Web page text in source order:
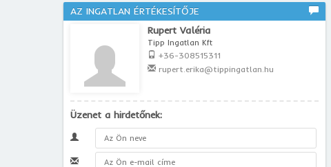
AZ INGATLAN ÉRTÉKESÍTŐJE
Rupert Valéria
Tipp Ingatlan Kft
+36-308515311
rupert.erika@tippingatlan.hu
Üzenet a hirdetőnek: